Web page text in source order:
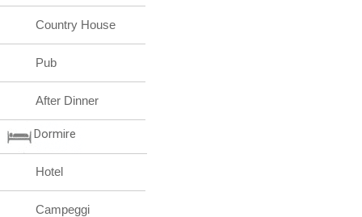
Country House
Pub
After Dinner
Dormire
Hotel
Campeggi